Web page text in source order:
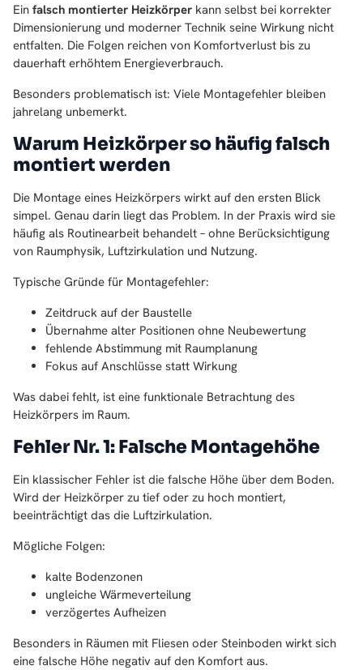
Ein falsch montierter Heizkörper kann selbst bei korrekter
Dimensionierung und moderner Technik seine Wirkung nicht
entfalten. Die Folgen reichen von Komfortverlust bis zu
dauerhaft erhöhtem Energieverbrauch.
Besonders problematisch ist: Viele Montagefehler bleiben
jahrelang unbemerkt.
Warum Heizkörper so häufig falsch
montiert werden
Die Montage eines Heizkörpers wirkt auf den ersten Blick
simpel. Genau darin liegt das Problem. In der Praxis wird sie
häufig als Routinearbeit behandelt – ohne Berücksichtigung
von Raumphysik, Luftzirkulation und Nutzung.
Typische Gründe für Montagefehler:
Zeitdruck auf der Baustelle
Übernahme alter Positionen ohne Neubewertung
fehlende Abstimmung mit Raumplanung
Fokus auf Anschlüsse statt Wirkung
Was dabei fehlt, ist eine funktionale Betrachtung des
Heizkörpers im Raum.
Fehler Nr. 1: Falsche Montagehöhe
Ein klassischer Fehler ist die falsche Höhe über dem Boden.
Wird der Heizkörper zu tief oder zu hoch montiert,
beeinträchtigt das die Luftzirkulation.
Mögliche Folgen:
kalte Bodenzonen
ungleiche Wärmeverteilung
verzögertes Aufheizen
Besonders in Räumen mit Fliesen oder Steinboden wirkt sich
eine falsche Höhe negativ auf den Komfort aus.